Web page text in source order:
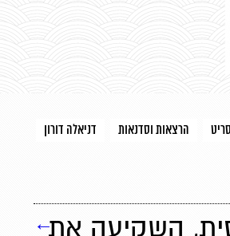
הרצאות וסדנאות
דניאלה דורון
השקיעה את←